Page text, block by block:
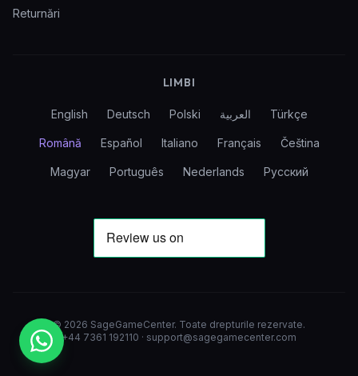
Returnări
LIMBI
English Deutsch Polski العربية Türkçe
Română Español Italiano Français Čeština
Magyar Português Nederlands Русский
© 2026 SageGameCenter. Toate drepturile rezervate.
+44 7361 192110 · support@sagegamecenter.com